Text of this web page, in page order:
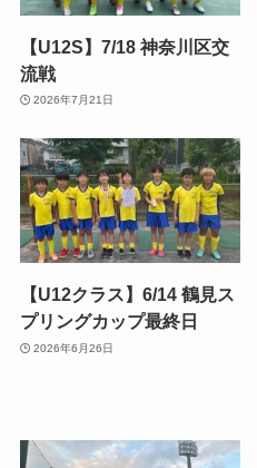
【U12S】7/18 神奈川区交
流戦
2026年7月21日
【U12クラス】6/14 鶴見ス
プリングカップ最終日
2026年6月26日